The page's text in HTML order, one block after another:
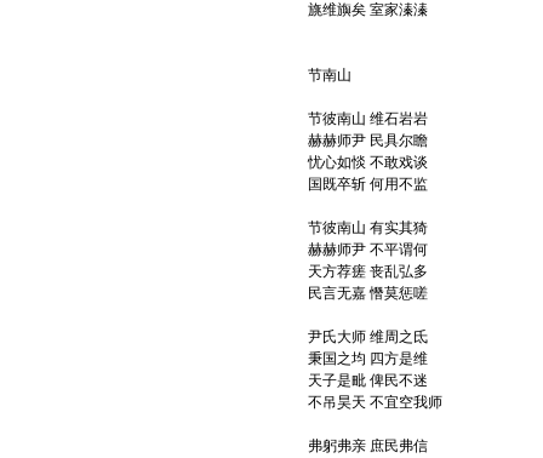
旐维旟矣 室家溱溱
节南山
节彼南山 维石岩岩
赫赫师尹 民具尔瞻
忧心如惔 不敢戏谈
国既卒斩 何用不监
节彼南山 有实其猗
赫赫师尹 不平谓何
天方荐瘥 丧乱弘多
民言无嘉 憯莫惩嗟
尹氏大师 维周之氐
秉国之均 四方是维
天子是毗 俾民不迷
不吊昊天 不宜空我师
弗躬弗亲 庶民弗信